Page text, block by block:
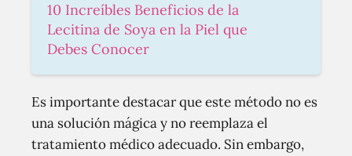
10 Increíbles Beneficios de la
Lecitina de Soya en la Piel que
Debes Conocer
Es importante destacar que este método no es
una solución mágica y no reemplaza el
tratamiento médico adecuado. Sin embargo,